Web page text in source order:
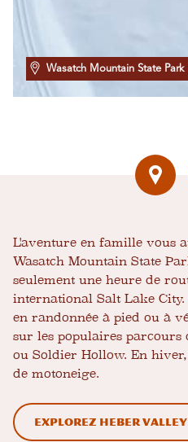
Wasatch Mountain State Park
L'aventure en famille vous
Wasatch Mountain State
seulement une heure de
international Salt Lake
en randonnée à pied ou à
sur les populaires parcours
ou Soldier Hollow. En
de motoneige.
Explorez Heber Valley